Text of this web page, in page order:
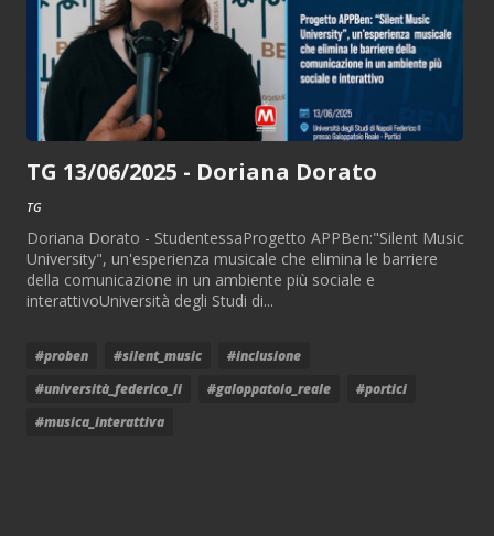
TG 13/06/2025 - Doriana Dorato
TG
Doriana Dorato - StudentessaProgetto APPBen:"Silent Music
University", un'esperienza musicale che elimina le barriere
della comunicazione in un ambiente più sociale e
interattivoUniversità degli Studi di...
#proben #silent_music
#inclusione
#università_federico_ii
#galoppatoio_reale
#portici
#musica_interattiva